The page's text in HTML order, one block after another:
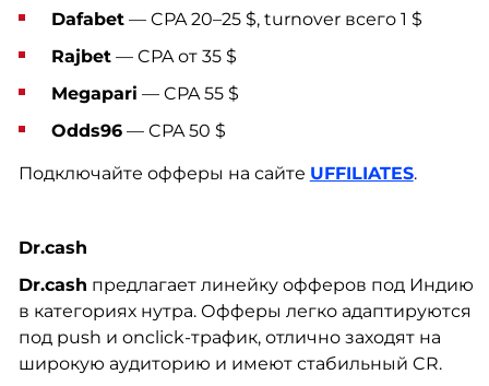
Dafabet— CPA 20–25 $, turnover всего 1 $
Rajbet— CPA от 35 $
Megapari — CPA 55 $
Odds96— CPA 50 $
Подключайте офферы на сайте UFFILIATES.
Dr.cash
Dr.cash предлагает линейку офферов под Индию
в категориях нутра. Офферы легко адаптируются
под push и onclick-трафик, отлично заходят на
широкую аудиторию и имеют стабильный CR.